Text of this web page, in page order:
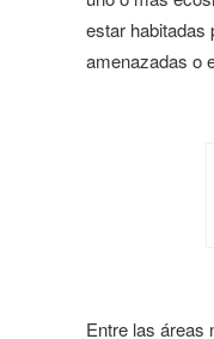
estar habitadas
amenazadas o
Entre las áreas